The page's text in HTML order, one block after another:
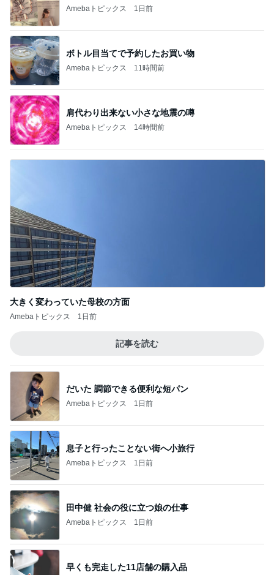
Amebaトピックス 1日前
ボトル目当てで予約したお買い物
Amebaトピックス 11時間前
肩代わり出来ない小さな地震の噂
Amebaトピックス 14時間前
大きく変わっていた母校の方面
Amebaトピックス 1日前
記事を読む
だいた 調節できる便利な短パン
Amebaトピックス 1日前
息子と行ったことない街へ小旅行
Amebaトピックス 1日前
田中健 社会の役に立つ娘の仕事
Amebaトピックス 1日前
早くも完走した11店舗の購入品